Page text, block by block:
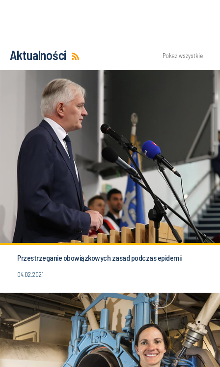
Aktualności Pokaż wszystkie
Przestrzeganie obowiązkowych zasad podczas epidemii
04.02.2021